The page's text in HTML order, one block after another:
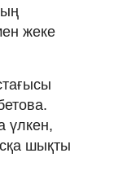
жеке
үлкен,
шықты